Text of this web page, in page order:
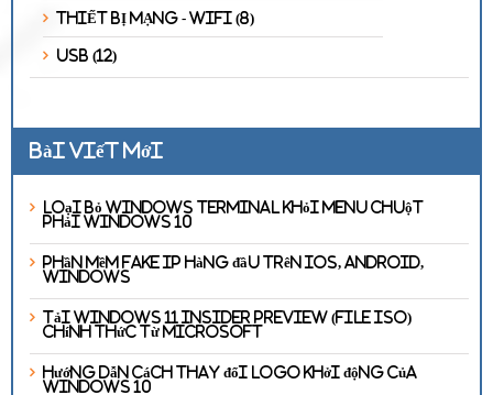
THIẾT BỊ MẠNG - WIFI (8)
USB (12)
Bài viết mới
Loại bỏ Windows Terminal khỏi Menu chuột
phải Windows 10
Phần mềm Fake IP hàng đầu trên iOS, Android,
Windows
Tải Windows 11 Insider Preview (File ISO)
chính thức từ Microsoft
Hướng dẫn cách thay đổi Logo khởi động của
Windows 10